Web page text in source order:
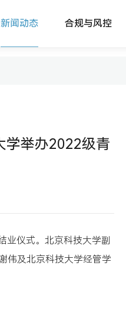
新闻动态 合规与风控
学举办2022级青
业仪式。北京科技大学副
伟及北京科技大学经管学